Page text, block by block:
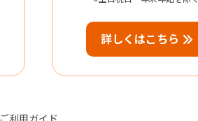
詳しくはこちら
ご利用ガイド